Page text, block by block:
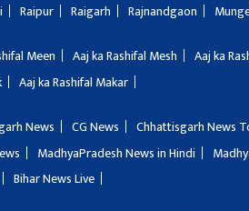
Raipur Raigarh Rajnandgaon
Meen Aaj ka Rashifal Mesh Aaj ka
Aaj ka Rashifal Makar
News CG News Chhattisgarh News
MadhyaPradesh News in Hindi
Bihar News Live